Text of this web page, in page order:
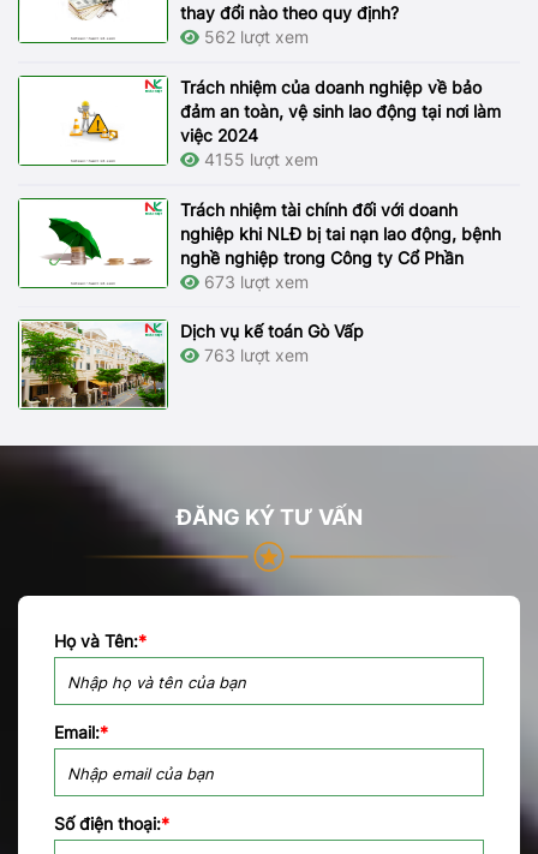
thay đổi nào theo quy định?
562 lượt xem
Trách nhiệm của doanh nghiệp về bảo
đảm an toàn, vệ sinh lao động tại nơi làm
việc 2024
4155 lượt xem
Trách nhiệm tài chính đối với doanh
nghiệp khi NLĐ bị tai nạn lao động, bệnh
nghề nghiệp trong Công ty Cổ Phần
673 lượt xem
Dịch vụ kế toán Gò Vấp
763 lượt xem
ĐĂNG KÝ TƯ VẤN
Họ và Tên:*
Email:*
Số điện thoại:*